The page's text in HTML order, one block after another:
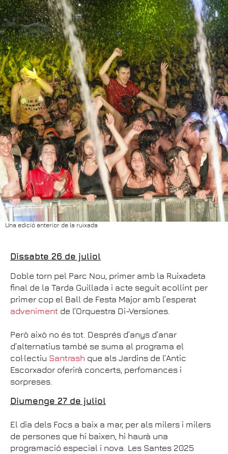
Una edició anterior de la ruixada
Dissabte 26 de juliol
Doble torn pel Parc Nou, primer amb la Ruixadeta
final de la Tarda Guillada i acte seguit acollint per
primer cop el Ball de Festa Major amb l’esperat
adveniment de l’Orquestra Di-Versiones.
Però això no és tot. Després d’anys d’anar
d’alternatius també se suma al programa el
col·lectiu Santrash que als Jardins de l’Antic
Escorxador oferirà concerts, perfomances i
sorpreses.
Diumenge 27 de juliol
El dia dels Focs a baix a mar, per als milers i milers
de persones que hi baixen, hi haurà una
programació especial i nova. Les Santes 2025